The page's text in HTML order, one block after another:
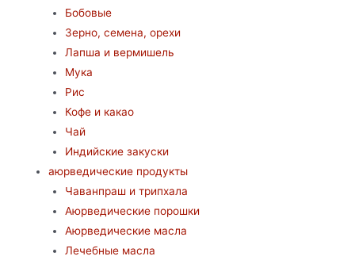
Бобовые
Зерно, семена, орехи
Лапша и вермишель
Мука
Рис
Кофе и какао
Чай
Индийские закуски
аюрведические продукты
Чаванпраш и трипхала
Аюрведические порошки
Аюрведические масла
Лечебные масла